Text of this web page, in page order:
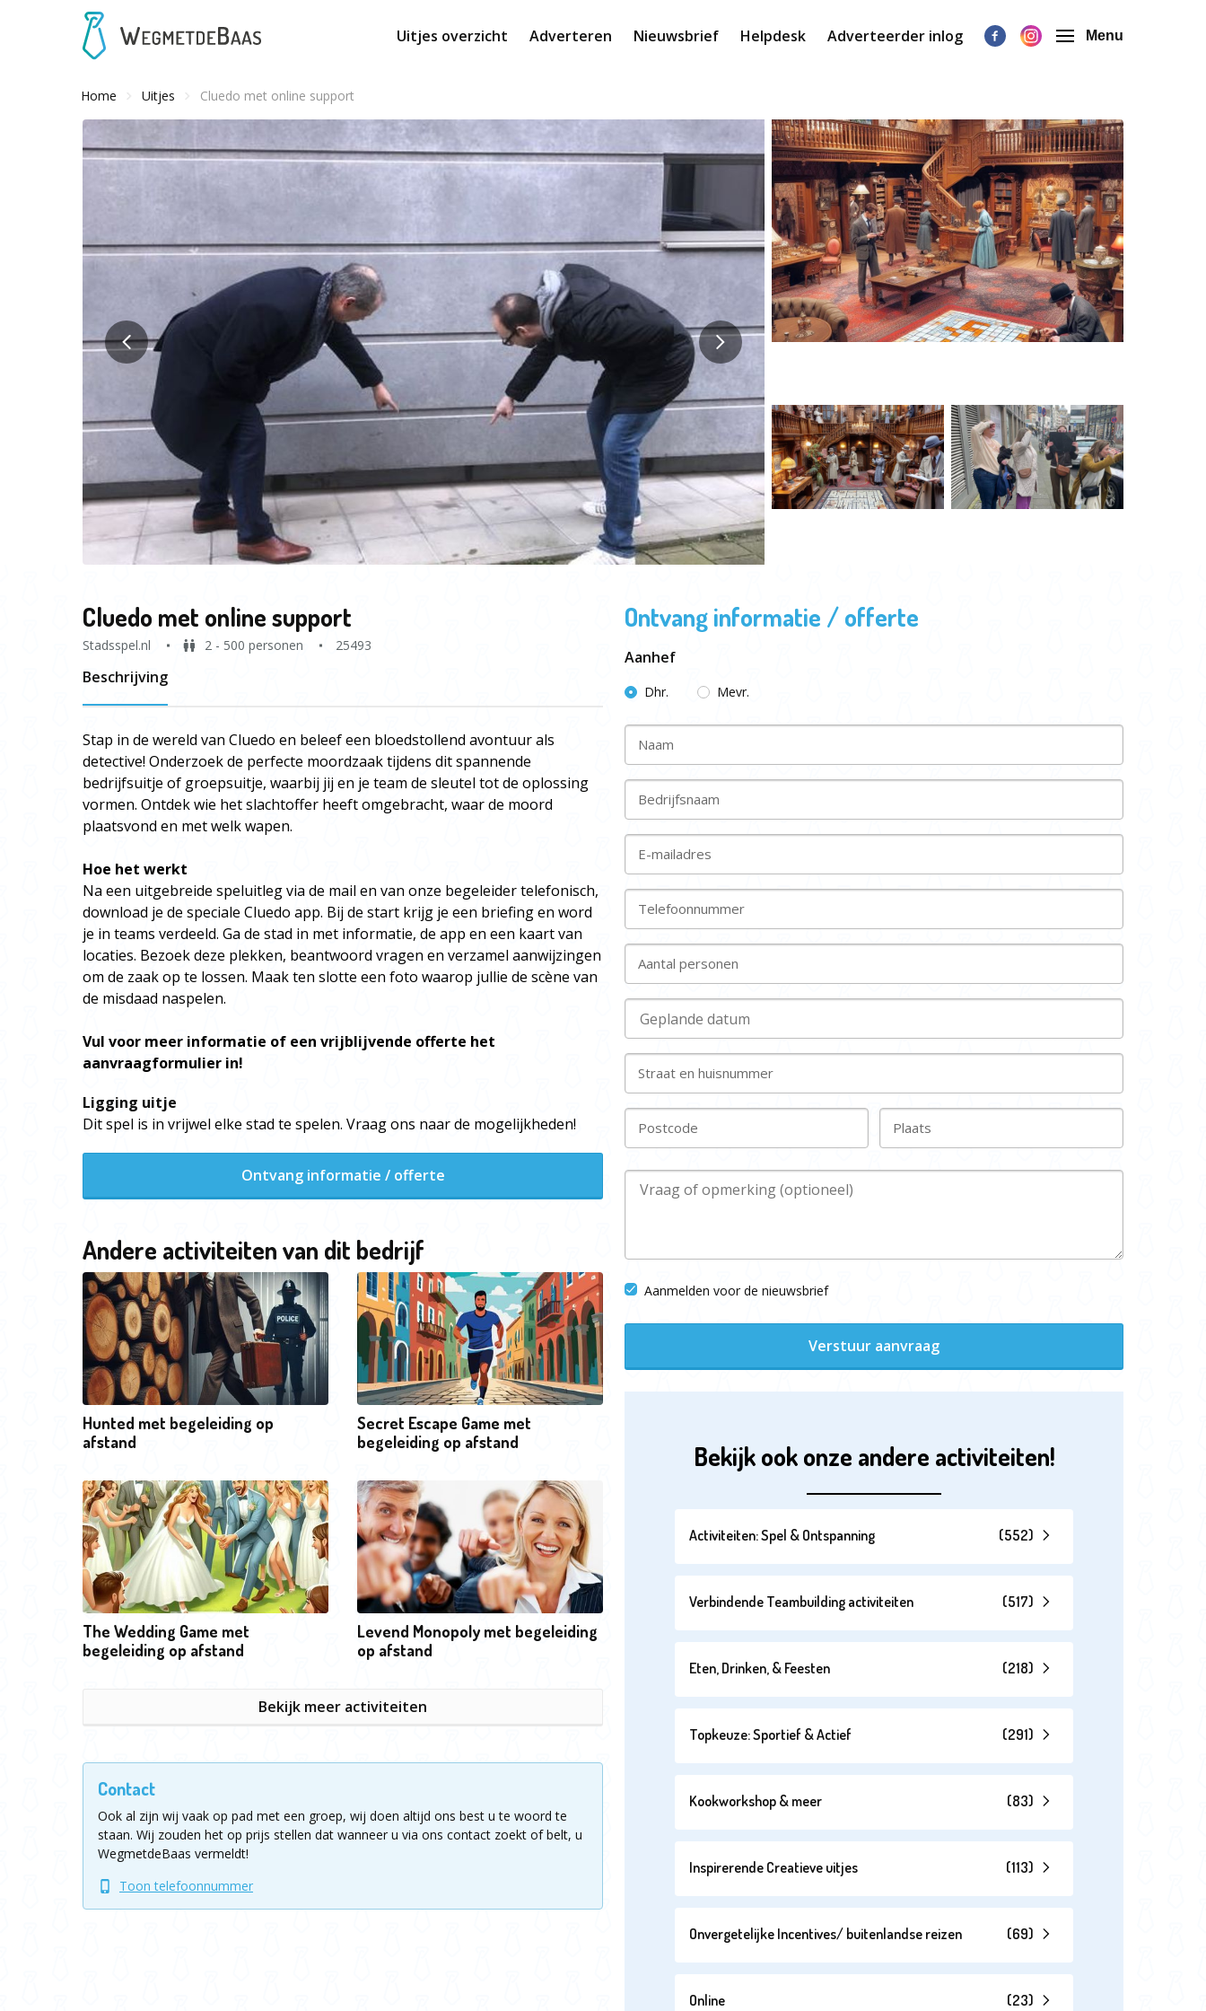
Uitjes overzicht Adverteren Nieuwsbrief Helpdesk Adverteerder inlog Menu
Home Uitjes Cluedo met online support
Cluedo met online support
Stadsspel.nl 2 - 500 personen 25493
Beschrijving
Stap in de wereld van Cluedo en beleef een bloedstollend avontuur als
detective! Onderzoek de perfecte moordzaak tijdens dit spannende
bedrijfsuitje of groepsuitje, waarbij jij en je team de sleutel tot de oplossing
vormen. Ontdek wie het slachtoffer heeft omgebracht, waar de moord
plaatsvond en met welk wapen.
Hoe het werkt
Na een uitgebreide speluitleg via de mail en van onze begeleider telefonisch,
download je de speciale Cluedo app. Bij de start krijg je een briefing en word
je in teams verdeeld. Ga de stad in met informatie, de app en een kaart van
locaties. Bezoek deze plekken, beantwoord vragen en verzamel aanwijzingen
om de zaak op te lossen. Maak ten slotte een foto waarop jullie de scène van
de misdaad naspelen.
Vul voor meer informatie of een vrijblijvende offerte het
aanvraagformulier in!
Ligging uitje
Dit spel is in vrijwel elke stad te spelen. Vraag ons naar de mogelijkheden!
Ontvang informatie / offerte
Andere activiteiten van dit bedrijf
Hunted met begeleiding op
afstand
Secret Escape Game met
begeleiding op afstand
The Wedding Game met
begeleiding op afstand
Levend Monopoly met begeleiding
op afstand
Bekijk meer activiteiten
Contact
Ook al zijn wij vaak op pad met een groep, wij doen altijd ons best u te woord te
staan. Wij zouden het op prijs stellen dat wanneer u via ons contact zoekt of belt, u
WegmetdeBaas vermeldt!
Toon telefoonnummer
Ontvang informatie / offerte
Aanhef
Dhr. Mevr.
Naam
Bedrijfsnaam
E-mailadres
Telefoonnummer
Aantal personen
Straat en huisnummer
Postcode Plaats
Aanmelden voor de nieuwsbrief
Verstuur aanvraag
Bekijk ook onze andere activiteiten!
Activiteiten: Spel & Ontspanning (552)
Verbindende Teambuilding activiteiten (517)
Eten, Drinken, & Feesten (218)
Topkeuze: Sportief & Actief (291)
Kookworkshop & meer (83)
Inspirerende Creatieve uitjes (113)
Onvergetelijke Incentives/ buitenlandse reizen (69)
Online (23)